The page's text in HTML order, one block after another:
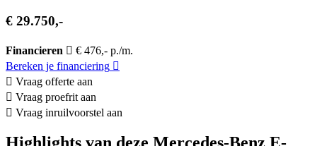
€ 29.750,-
Financieren
€ 476,- p./m.
Bereken je financiering
Vraag offerte aan
Vraag proefrit aan
Vraag inruilvoorstel aan